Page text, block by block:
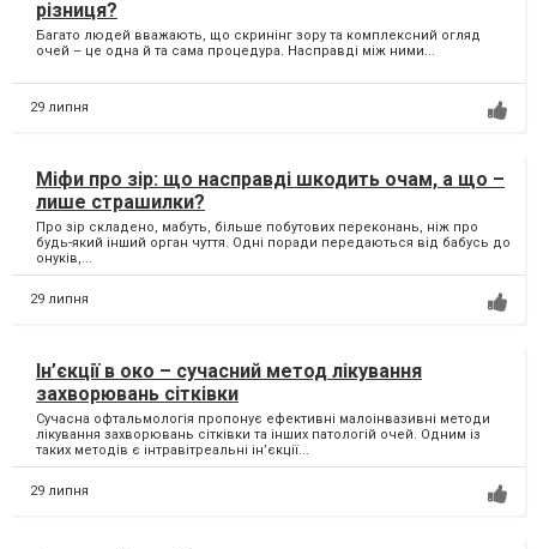
різниця?
Багато людей вважають, що скринінг зору та комплексний огляд
очей – це одна й та сама процедура. Насправді між ними...
29 липня
Міфи про зір: що насправді шкодить очам, а що –
лише страшилки?
Про зір складено, мабуть, більше побутових переконань, ніж про
будь-який інший орган чуття. Одні поради передаються від бабусь до
онуків,...
29 липня
Ін’єкції в око – сучасний метод лікування
захворювань сітківки
Сучасна офтальмологія пропонує ефективні малоінвазивні методи
лікування захворювань сітківки та інших патологій очей. Одним із
таких методів є інтравітреальні ін’єкції...
29 липня